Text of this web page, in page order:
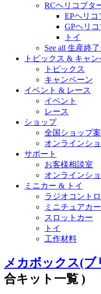
RCヘリコプタ
EPヘリコ
GPヘリ
トイ
See all 生産終
トピックス & キャ
トピックス
キャンペーン
イベント & レース
イベント
レース
ショップ
全国ショップ
オンラインシ
サポート
お客様相談室
オンラインシ
ミニカー & トイ
ラジオコント
ミニチュアカー
スロットカー
トイ
工作材料
メカボックス(ブ
合キット一覧 )